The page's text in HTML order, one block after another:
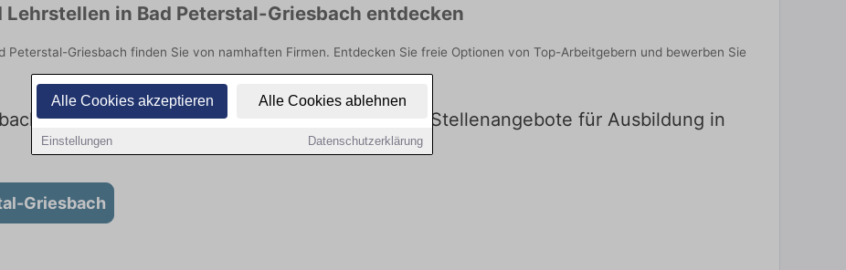
Alle Cookies akzeptieren Alle Cookies ablehnen
Einstellungen Datenschutzerklärung
in Bad Peterstal-Griesbach entdecken
Peterstal-Griesbach finden Sie von namhaften Firmen. Entdecken Sie freie Optionen von Top-Arbeitgebern und bewerben Sie
im Gesundheitswesen: Aktuell gibt es keine Stellenangebote für Ausbildung in
Griesbach